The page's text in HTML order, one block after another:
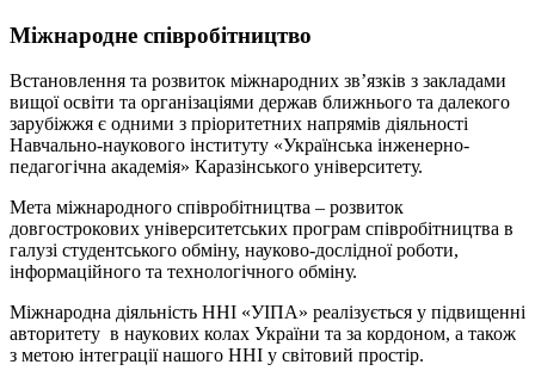
Міжнародне співробітництво
Встановлення та розвиток міжнародних зв’язків з закладами
вищої освіти та організаціями держав ближнього та далекого
зарубіжжя є одними з пріоритетних напрямів діяльності
Навчально-наукового інституту «Українська інженерно-
педагогічна академія» Каразінського університету.
Мета міжнародного співробітництва – розвиток
довгострокових університетських програм співробітництва в
галузі студентського обміну, науково-дослідної роботи,
інформаційного та технологічного обміну.
Міжнародна діяльність ННІ «УІПА» реалізується у підвищенні
авторитету в наукових колах України та за кордоном, а також
з метою інтеграції нашого ННІ у світовий простір.